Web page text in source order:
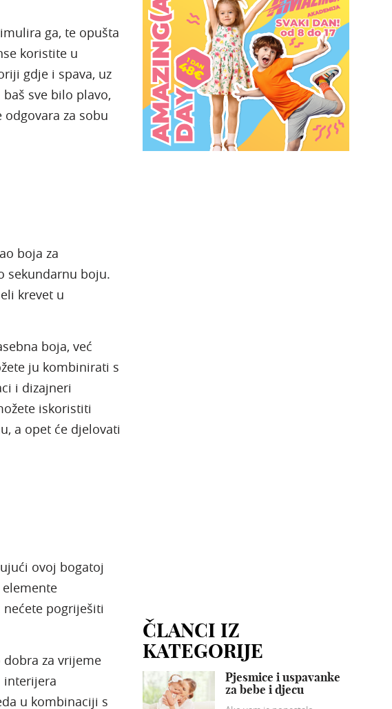
ga, te opušta
koristite u
gdje i spava, uz
sve bilo plavo,
za sobu
boja za
sekundarnu boju.
krevet u
boja, već
ju kombinirati s
i dizajneri
iskoristiti
a opet će djelovati
ovoj bogatoj
pogriješiti
za vrijeme
interijera
u kombinaciji s
ČLANCI IZ
KATEGORIJE
Pjesmice i uspavanke
za bebe i djecu